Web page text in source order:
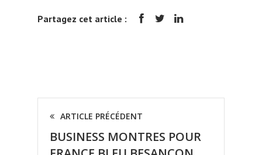
Partagez cet article :
ARTICLE PRÉCÉDENT
BUSINESS MONTRES POUR